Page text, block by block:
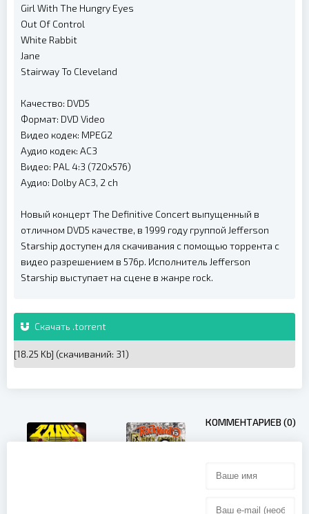
Girl With The Hungry Eyes
Out Of Control
White Rabbit
Jane
Stairway To Cleveland
Качество: DVD5
Формат: DVD Video
Видео кодек: MPEG2
Аудио кодек: AC3
Видео: PAL 4:3 (720x576)
Аудио: Dolby AC3, 2 ch
Новый концерт The Definitive Concert выпущенный в
отличном DVD5 качестве, в 1999 году группой Jefferson
Starship доступен для скачивания с помощью торрента с
видео разрешением в 576p. Исполнитель Jefferson
Starship выступает на сцене в жанре rock.
Скачать .torrent
[18.25 Kb] (cкачиваний: 31)
КОММЕНТАРИЕВ (0)